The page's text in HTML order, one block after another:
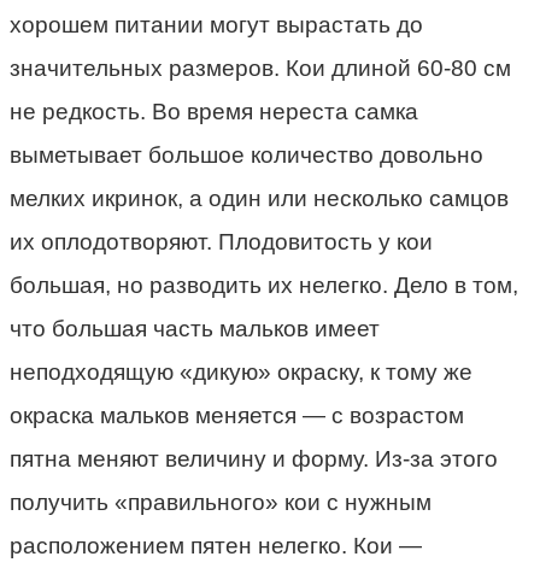
хорошем питании могут вырастать до
значительных размеров. Кои длиной 60-80 см
не редкость. Во время нереста самка
выметывает большое количество довольно
мелких икринок, а один или несколько самцов
их оплодотворяют. Плодовитость у кои
большая, но разводить их нелегко. Дело в том,
что большая часть мальков имеет
неподходящую «дикую» окраску, к тому же
окраска мальков меняется — с возрастом
пятна меняют величину и форму. Из-за этого
получить «правильного» кои с нужным
расположением пятен нелегко. Кои —